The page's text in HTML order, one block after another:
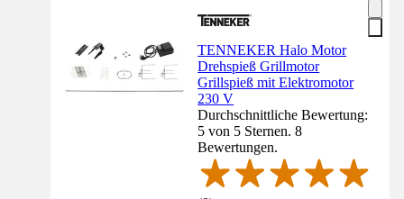
TENNEKER Halo Motor
Drehspieß Grillmotor
Grillspieß mit Elektromotor
230 V
Durchschnittliche Bewertung:
5 von 5 Sternen. 8
Bewertungen.